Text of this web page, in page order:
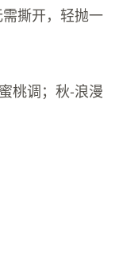
撕开，轻抛一
桃调；秋-浪漫